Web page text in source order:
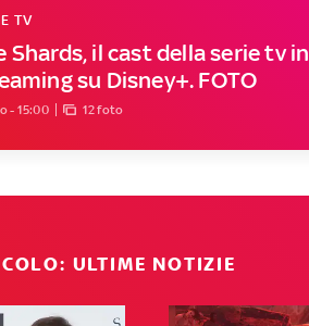
Shards, il cast della serie tv in
su Disney+. FOTO
TV
- 15:00 12 foto
ULTIME NOTIZIE